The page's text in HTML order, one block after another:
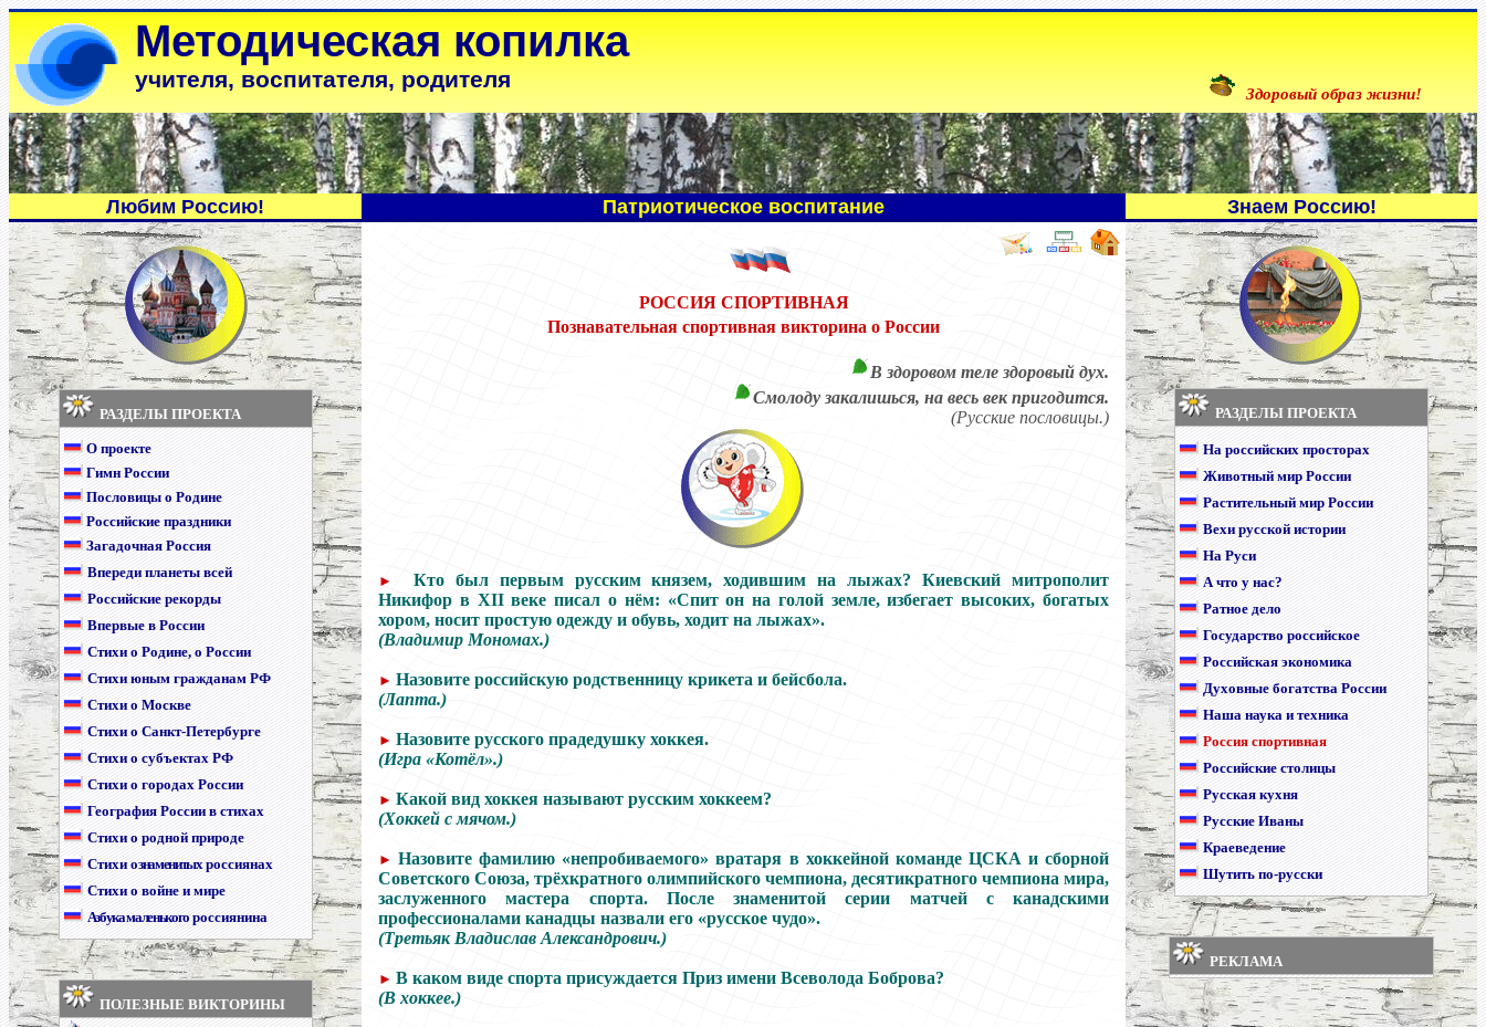
Методическая копилка
учителя, воспитателя, родителя
Здоровый образ жизни!
Любим Россию! Патриотическое воспитание Знаем Россию!
РАЗДЕЛЫ ПРОЕКТА
О проекте
Гимн России
Пословицы о Родине
Российские праздники
Загадочная Россия
Впереди планеты всей
Российские рекорды
Впервые в России
Стихи о Родине, о России
Стихи юным гражданам РФ
Стихи о Москве
Стихи о Санкт-Петербурге
Стихи о субъектах РФ
Стихи о городах России
География России в стихах
Стихи о родной природе
Стихио знаменитыхроссиянах
Стихи о войне и мире
Азбука маленькогороссиянина
ПОЛЕЗНЫЕ ВИКТОРИНЫ
РОССИЯ СПОРТИВНАЯ
Познавательная спортивная викторина о России
В здоровом теле здоровый дух.
Смолоду закалишься, на весь век пригодится.
(Русские пословицы.)
►
Кто был первым русским князем, ходившим на лыжах? Киевский митрополит
Никифор в XII веке писал о нём: «Спит он на голой земле, избегает высоких, богатых
хором, носит простую одежду и обувь, ходит на лыжах».
(Владимир Мономах.)
► Назовите российскую родственницу крикета и бейсбола.
(Лапта.)
► Назовите русского прадедушку хоккея.
(Игра «Котёл».)
► Какой вид хоккея называют русским хоккеем?
(Хоккей с мячом.)
► Назовите фамилию «непробиваемого» вратаря в хоккейной команде ЦСКА и сборной
Советского Союза, трёхкратного олимпийского чемпиона, десятикратного чемпиона мира,
заслуженного мастера спорта. После знаменитой серии матчей с канадскими
профессионалами канадцы назвали его «русское чудо».
(Третьяк Владислав Александрович.)
► В каком виде спорта присуждается Приз имени Всеволода Боброва?
(В хоккее.)
РАЗДЕЛЫ ПРОЕКТА
На российских просторах
Животный мир России
Растительный мир России
Вехи русской истории
На Руси
А что у нас?
Ратное дело
Государство российское
Российская экономика
Духовные богатства России
Наша наука и техника
Россия спортивная
Российские столицы
Русская кухня
Русские Иваны
Краеведение
Шутить по-русски
РЕКЛАМА